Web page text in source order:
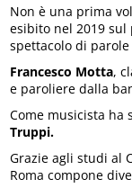
Non è una prima
esibito nel 2019
spettacolo di parole
Francesco Motta,
e paroliere dalla
Come musicista ha
Truppi.
Grazie agli studi al
Roma compone